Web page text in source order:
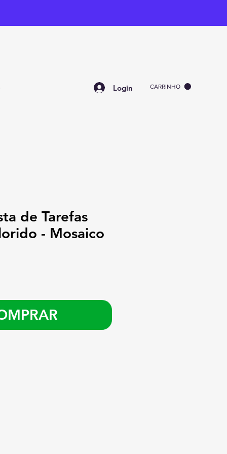
CARRINHO
Login
de Tarefas
- Mosaico